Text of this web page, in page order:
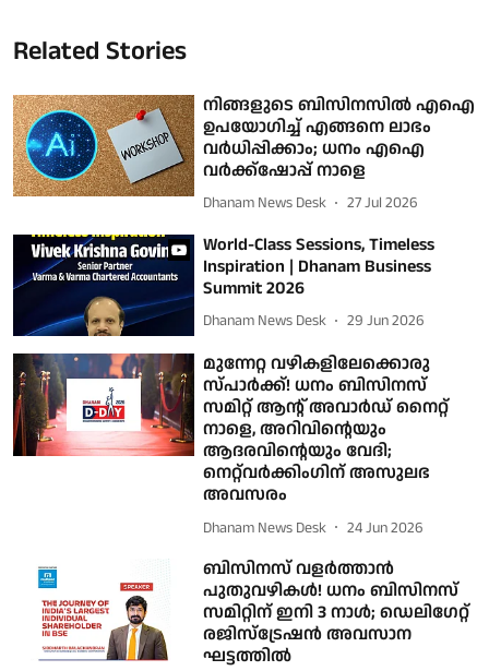
Related Stories
നിങ്ങളുടെ ബിസിനസില്‍ എഐ
ഉപയോഗിച്ച് എങ്ങനെ ലാഭം
വര്‍ധിപ്പിക്കാം; ധനം എഐ
വര്‍ക്ക്ഷോപ്പ് നാളെ
Dhanam News Desk 27 Jul 2026
World-Class Sessions, Timeless
Inspiration | Dhanam Business
Summit 2026
Dhanam News Desk 29 Jun 2026
മുന്നേറ്റ വഴികളിലേക്കൊരു
സ്പാര്‍ക്ക്! ധനം ബിസിനസ്
സമിറ്റ് ആന്റ് അവാര്‍ഡ് നൈറ്റ്
നാളെ, അറിവിന്റെയും
ആദരവിന്റെയും വേദി;
നെറ്റ്‌വര്‍ക്കിംഗിന് അസുലഭ
അവസരം
Dhanam News Desk 24 Jun 2026
ബിസിനസ് വളര്‍ത്താന്‍
പുതുവഴികള്‍! ധനം ബിസിനസ്
സമിറ്റിന് ഇനി 3 നാള്‍; ഡെലിഗേറ്റ്
രജിസ്ട്രേഷന്‍ അവസാന
ഘട്ടത്തില്‍